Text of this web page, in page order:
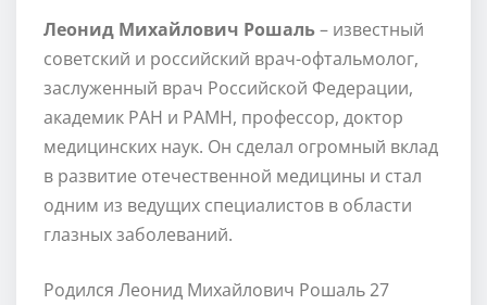
Леонид Михайлович Рошаль– известный
советский и российский врач-офтальмолог,
заслуженный врач Российской Федерации,
академик РАН и РАМН, профессор, доктор
медицинских наук. Он сделал огромный вклад
в развитие отечественной медицины и стал
одним из ведущих специалистов в области
глазных заболеваний.
Родился Леонид Михайлович Рошаль 27